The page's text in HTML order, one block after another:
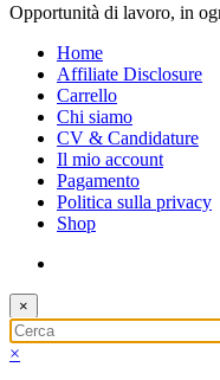
Opportunità di lavoro, in
Home
Affiliate Disclosure
Carrello
Chi siamo
CV & Candidature
Il mio account
Pagamento
Politica sulla privacy
Shop
×
×